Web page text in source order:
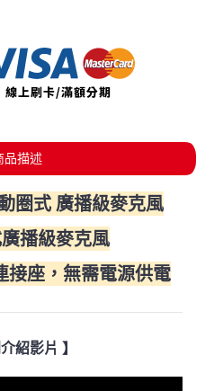
品描述
圈式 廣播級麥克風
播級麥克風
接座，無需電源供電
紹影片 】